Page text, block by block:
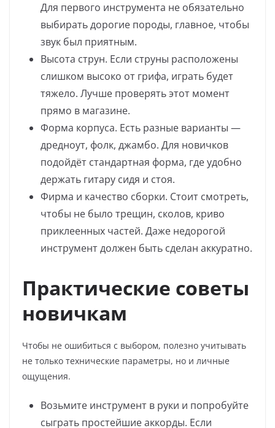
Для первого инструмента не обязательно
выбирать дорогие породы, главное, чтобы
звук был приятным.
Высота струн. Если струны расположены
слишком высоко от грифа, играть будет
тяжело. Лучше проверять этот момент
прямо в магазине.
Форма корпуса. Есть разные варианты —
дредноут, фолк, джамбо. Для новичков
подойдёт стандартная форма, где удобно
держать гитару сидя и стоя.
Фирма и качество сборки. Стоит смотреть,
чтобы не было трещин, сколов, криво
приклеенных частей. Даже недорогой
инструмент должен быть сделан аккуратно.
Практические советы
новичкам
Чтобы не ошибиться с выбором, полезно учитывать
не только технические параметры, но и личные
ощущения.
Возьмите инструмент в руки и попробуйте
сыграть простейшие аккорды. Если